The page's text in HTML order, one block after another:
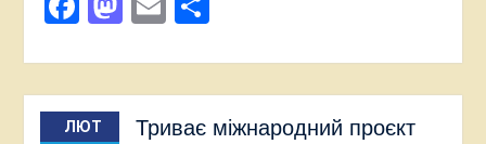
ЛЮТ
Триває міжнародний проєкт